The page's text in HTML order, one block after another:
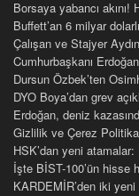
Borsaya yabancı
Buffett’an 6 milyar
Çalışan ve Stajyer
Cumhurbaşkanı
Dursun Özbek’ten
DYO Boya’dan grev
Erdoğan, deniz
Gizlilik ve Çerez
HSK’dan yeni atamalar:
İşte BİST-100’ün hisse
KARDEMİR’den iki yeni